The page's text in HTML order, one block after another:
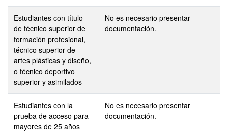
Estudiantes con título
de técnico superior de
formación profesional,
técnico superior de
artes plásticas y diseño,
o técnico deportivo
superior y asimilados
No es necesario presentar
documentación.
Estudiantes con la
prueba de acceso para
mayores de 25 años
No es necesario presentar
documentación.